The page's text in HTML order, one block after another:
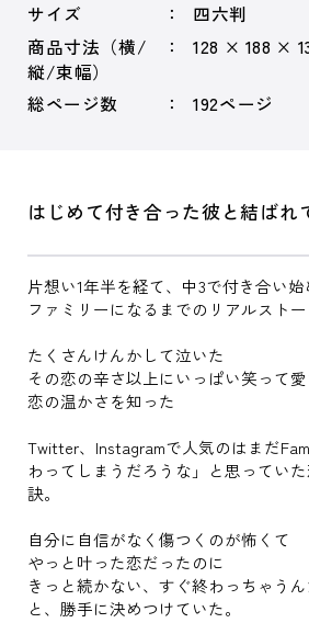
サイズ
四六判
商品寸法（横/
縦/束幅）
128 × 188 ×
総ページ数 192ページ
はじめて付き合った彼と結ばれ
片想い1年半を経て、中3で付き合い
ファミリーになるまでのリアルストー
たくさんけんかして泣いた
その恋の辛さ以上にいっぱい笑って
恋の温かさを知った
Twitter、Instagramで人気のはまだ
わってしまうだろうな」と思ってい
訣。
自分に自信がなく傷つくのが怖くて
やっと叶った恋だったのに
きっと続かない、すぐ終わっちゃう
と、勝手に決めつけていた。